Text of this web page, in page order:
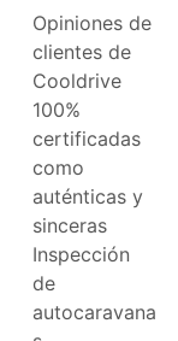
Opiniones de
clientes de
Cooldrive
100%
certificadas
como
auténticas y
sinceras
Inspección
de
autocaravana